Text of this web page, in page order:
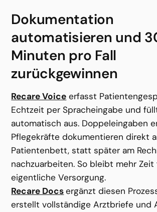
Dokumentation
automatisieren und
Minuten pro Fall
zurückgewinnen
Recare Voice erfasst
Echtzeit per Spracheingabe und
automatisch aus. Doppeleingaben
Pflegekräfte dokumentieren direkt
Patientenbett, statt später am
nachzuarbeiten. So bleibt mehr Zeit
eigentliche Versorgung.
Recare Docsergänzt diesen
erstellt vollständige Arztbriefe und